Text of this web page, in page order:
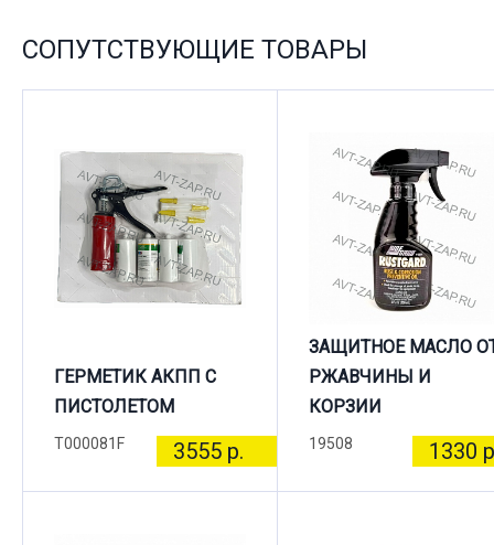
СОПУТСТВУЮЩИЕ ТОВАРЫ
ГЕРМЕТИК АКПП С
ПИСТОЛЕТОМ
T000081F 3555 р.
ЗАЩИТНОЕ МАСЛО
РЖАВЧИНЫ И
КОРЗИИ
19508 1330